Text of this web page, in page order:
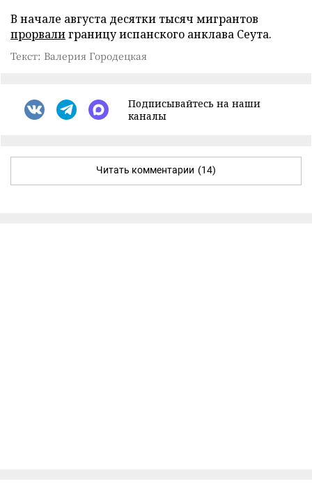
В начале августа десятки тысяч мигрантов
прорвалиграницу испанского анклава Сеута.
Текст: Валерия Городецкая
Подписывайтесь на наши
каналы
Читать комментарии (14)